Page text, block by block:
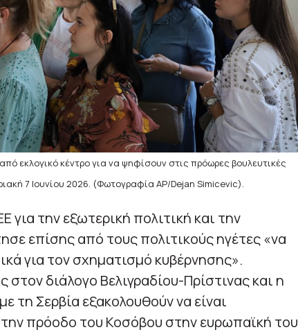
εκλογικό κέντρο για να ψηφίσουν στις πρόωρες βουλευτικές
7 Ιουνίου 2026. (Φωτογραφία AP/Dejan Simicevic).
για την εξωτερική πολιτική και την
επίσης από τους πολιτικούς ηγέτες «να
για τον σχηματισμό κυβέρνησης».
διάλογο Βελιγραδίου-Πρίστινας και η
τη Σερβία εξακολουθούν να είναι
πρόοδο του Κοσόβου στην ευρωπαϊκή του